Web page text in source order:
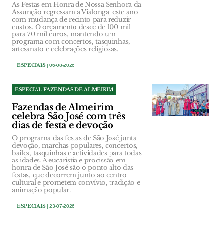
As Festas em Honra de Nossa Senhora da
Assunção regressam a Vialonga, este ano
com mudança de recinto para reduzir
custos. O orçamento desce de 100 mil
para 70 mil euros, mantendo um
programa com concertos, tasquinhas,
artesanato e celebrações religiosas.
ESPECIAIS| 06-08-2026
ESPECIAL FAZENDAS DE ALMEIRIM
Fazendas de Almeirim
celebra São José com três
dias de festa e devoção
O programa das festas de São José junta
devoção, marchas populares, concertos,
bailes, tasquinhas e actividades para todas
as idades. A eucaristia e procissão em
honra de São José são o ponto alto das
festas, que decorrem junto ao centro
cultural e prometem convívio, tradição e
animação popular.
ESPECIAIS| 23-07-2026